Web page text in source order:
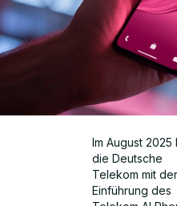
Im August 2025
die Deutsche
Telekom mit der
Einführung des